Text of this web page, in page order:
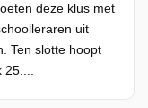
deze klus met
uit
Ten slotte hoopt